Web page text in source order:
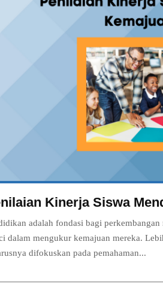
Kinerja Siswa
adalah fondasi bagi
dalam mengukur kemajuan mereka.
difokuskan pada pemahaman...